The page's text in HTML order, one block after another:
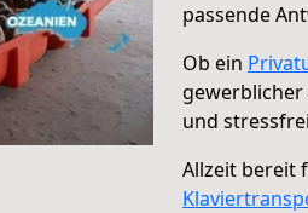
passende
Ob ein
gewerblicher
und
Allzeit bereit